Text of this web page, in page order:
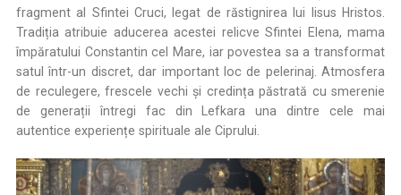
fragment al Sfintei Cruci, legat de răstignirea lui Iisus Hristos.
Tradiția atribuie aducerea acestei relicve Sfintei Elena, mama
împăratului Constantin cel Mare, iar povestea sa a transformat
satul într-un discret, dar important loc de pelerinaj. Atmosfera
de reculegere, frescele vechi și credința păstrată cu smerenie
de generații întregi fac din Lefkara una dintre cele mai
autentice experiențe spirituale ale Ciprului.